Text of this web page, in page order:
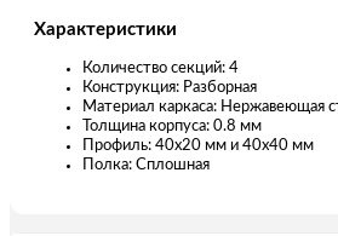
Характеристики
Количество секций: 4
Конструкция: Разборная
Материал каркаса: Нержавеющая
Толщина корпуса: 0.8 мм
Профиль: 40х20 мм и 40х40 мм
Полка: Сплошная